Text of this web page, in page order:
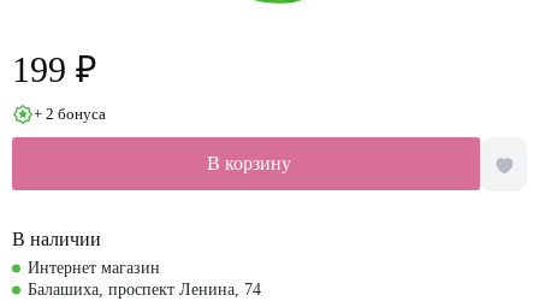
199 ₽
+ 2 бонуса
В корзину
В наличии
Интернет магазин
Балашиха, проспект Ленина, 74